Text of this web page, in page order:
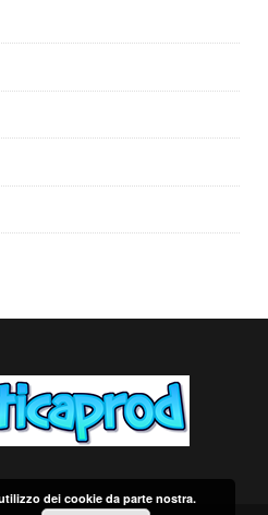
dei cookie da parte nostra.